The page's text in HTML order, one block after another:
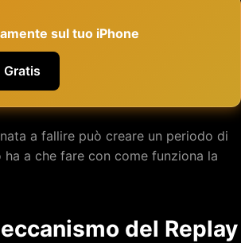
sul tuo iPhone
a fallire può creare un periodo di
a che fare con come funziona la
del Replay